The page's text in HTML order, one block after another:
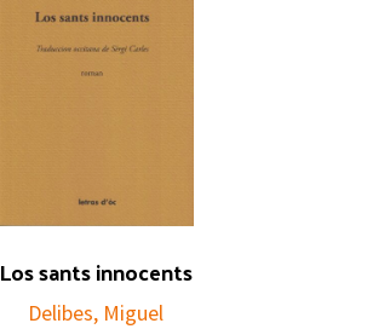
Los sants innocents
Delibes, Miguel